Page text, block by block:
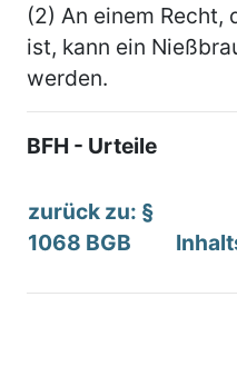
(2) An einem
ist, kann ein
werden.
BFH - Urteile
zurück zu: §
1068 BGB